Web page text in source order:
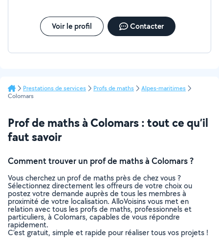
Voir le profil Contacter
Prestations de services Profs de maths
Alpes-maritimes
Colomars
Prof de maths à Colomars : tout ce qu’il
faut savoir
Comment trouver un prof de maths à Colomars ?
Vous cherchez un prof de maths près de chez vous ?
Sélectionnez directement les offreurs de votre choix ou
postez votre demande auprès de tous les membres à
proximité de votre localisation. AlloVoisins vous met en
relation avec tous les profs de maths, professionnels et
particuliers, à Colomars, capables de vous répondre
rapidement.
C’est gratuit, simple et rapide pour réaliser tous vos projets !